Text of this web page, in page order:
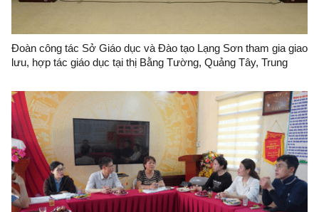
Đoàn công tác Sở Giáo dục và Đào tạo Lạng Sơn tham gia giao
lưu, hợp tác giáo dục tại thị Bằng Tường, Quảng Tây, Trung